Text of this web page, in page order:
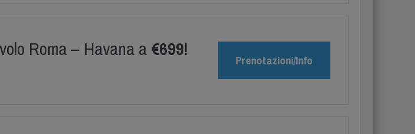
Roma – Havana a €699!
Prenotazioni/Info